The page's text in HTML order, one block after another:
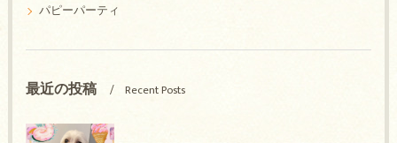
パピーパーティ
最近の投稿 Recent Posts